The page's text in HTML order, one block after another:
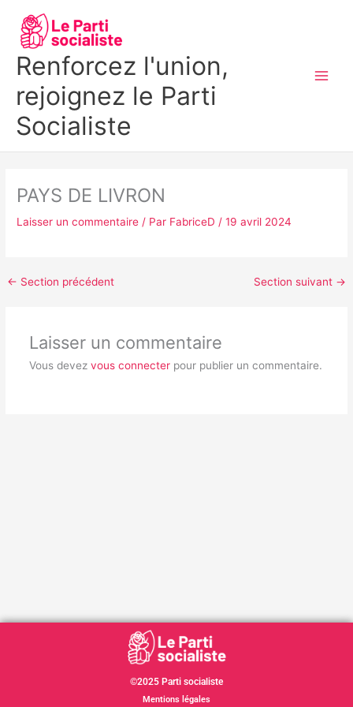
contenu
Renforcez l'union,
rejoignez le Parti
Socialiste
PAYS DE LIVRON
Laisser un commentaire / Par FabriceD/19 avril 2024
← Section précédent Section suivant →
Laisser un commentaire
Vous devez vous connecterpour publier un commentaire.
©2025 Parti socialiste
Mentions légales